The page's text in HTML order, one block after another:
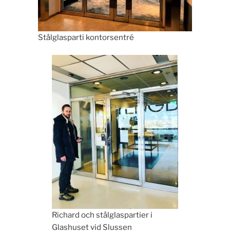
Stålglasparti kontorsentré
Richard och stålglaspartier i
Glashuset vid Slussen